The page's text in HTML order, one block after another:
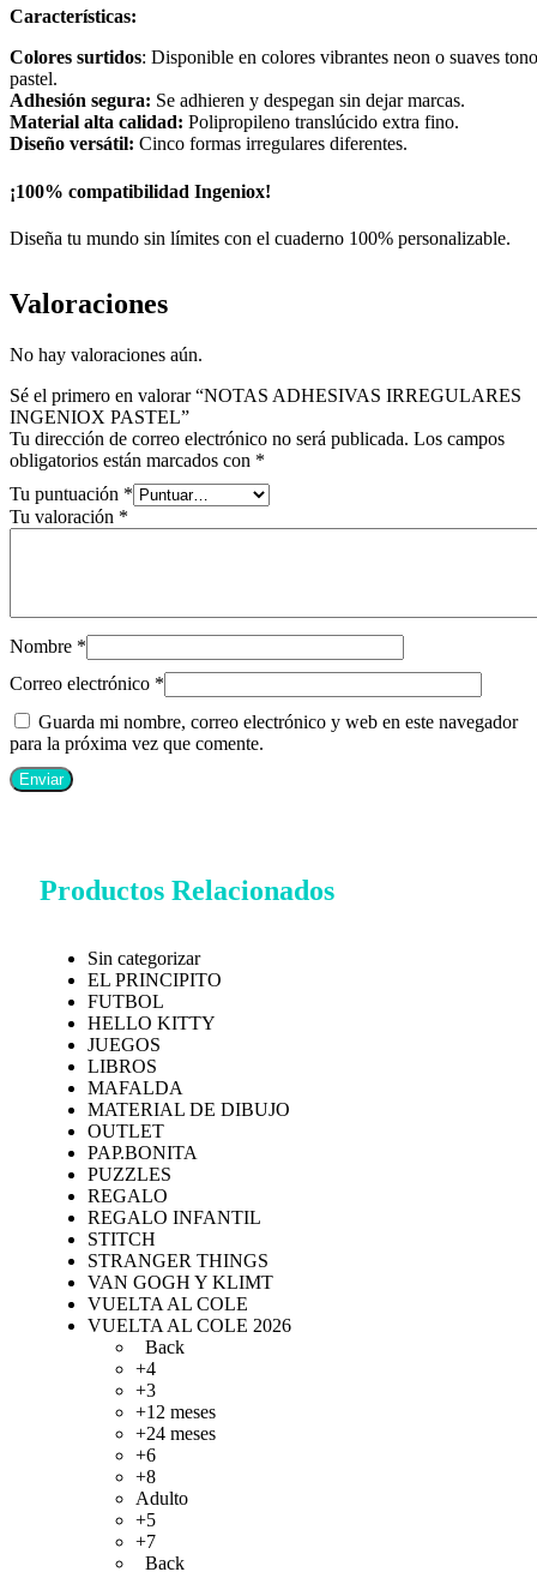
Características:
Colores surtidos: Disponible en colores vibrantes neon o suaves
pastel.
Adhesión segura: Se adhieren y despegan sin dejar marcas.
Material alta calidad: Polipropileno translúcido extra fino.
Diseño versátil: Cinco formas irregulares diferentes.
¡100% compatibilidad Ingeniox!
Diseña tu mundo sin límites con el cuaderno 100% personalizable.
Valoraciones
No hay valoraciones aún.
Sé el primero en valorar “NOTAS ADHESIVAS IRREGULARES
INGENIOX PASTEL”
Tu dirección de correo electrónico no será publicada. Los campos
obligatorios están marcados con *
Tu puntuación *
Tu valoración *
Nombre *
Correo electrónico *
Guarda mi nombre, correo electrónico y web en este navegador
para la próxima vez que comente.
Productos Relacionados
Sin categorizar
EL PRINCIPITO
FUTBOL
HELLO KITTY
JUEGOS
LIBROS
MAFALDA
MATERIAL DE DIBUJO
OUTLET
PAP.BONITA
PUZZLES
REGALO
REGALO INFANTIL
STITCH
STRANGER THINGS
VAN GOGH Y KLIMT
VUELTA AL COLE
VUELTA AL COLE 2026
Back
+4
+3
+12 meses
+24 meses
+6
+8
Adulto
+5
+7
Back